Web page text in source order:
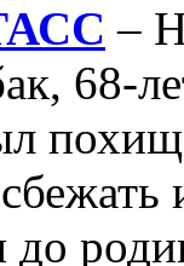
–
68-
до